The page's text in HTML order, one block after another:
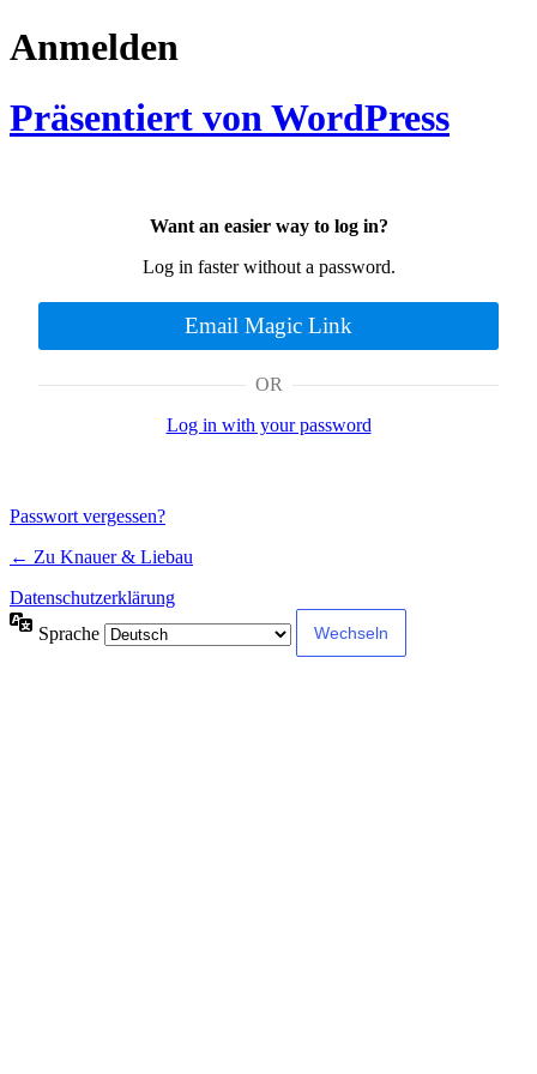
Anmelden
Präsentiert von WordPress
Want an easier way to log in?
Log in faster without a password.
Email Magic Link
OR
Log in with your password
Passwort vergessen?
← Zu Knauer & Liebau
Datenschutzerklärung
Sprache